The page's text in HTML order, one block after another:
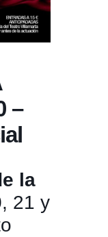
–
la
21 y